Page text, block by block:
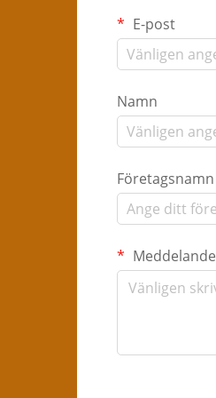
E-post
Namn
Företagsnamn
Meddelande